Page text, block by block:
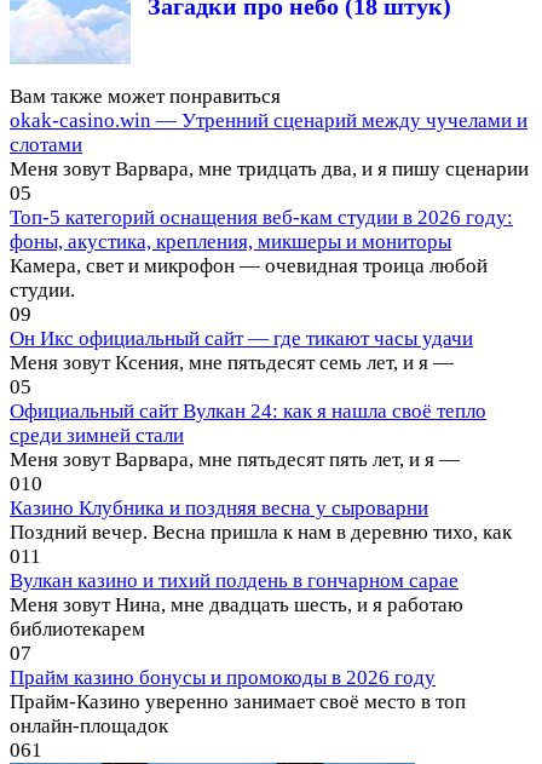
Загадки про небо (18 штук)
Вам также может понравиться
okak-casino.win — Утренний сценарий между чучелами и
слотами
Меня зовут Варвара, мне тридцать два, и я пишу сценарии
05
Топ-5 категорий оснащения веб-кам студии в 2026 году:
фоны, акустика, крепления, микшеры и мониторы
Камера, свет и микрофон — очевидная троица любой
студии.
09
Он Икс официальный сайт — где тикают часы удачи
Меня зовут Ксения, мне пятьдесят семь лет, и я —
05
Официальный сайт Вулкан 24: как я нашла своё тепло
среди зимней стали
Меня зовут Варвара, мне пятьдесят пять лет, и я —
010
Казино Клубника и поздняя весна у сыроварни
Поздний вечер. Весна пришла к нам в деревню тихо, как
011
Вулкан казино и тихий полдень в гончарном сарае
Меня зовут Нина, мне двадцать шесть, и я работаю
библиотекарем
07
Прайм казино бонусы и промокоды в 2026 году
Прайм-Казино уверенно занимает своё место в топ
онлайн-площадок
061